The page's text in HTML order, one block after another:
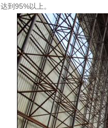
达到95%以上。